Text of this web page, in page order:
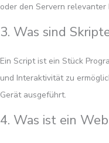
oder den Servern
3. Was sind
Ein Script ist ein Stück
und Interaktivität zu
Gerät ausgeführt.
4. Was ist ein